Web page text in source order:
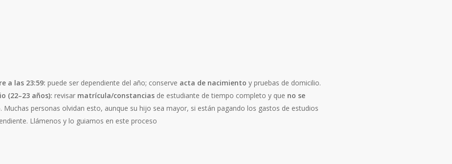
a las 23:59: puede ser dependiente del año; conserve acta de nacimiento y pruebas de domicilio.
(22–23 años): revisar matrícula/constancias de estudiante de tiempo completo y que no se
. Muchas personas olvidan esto, aunque su hijo sea mayor, si están pagando los gastos de estudios
Llámenos y lo guiamos en este proceso